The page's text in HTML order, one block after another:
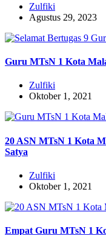
Zulfiki
Agustus 29, 2023
Guru MTsN 1 Kota
Zulfiki
Oktober 1, 2021
20 ASN MTsN 1 Kota
Satya
Zulfiki
Oktober 1, 2021
Empat Guru MTsN 1